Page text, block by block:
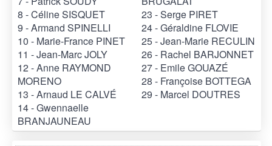
8 - Céline SISQUET
9 - Armand SPINELLI
10 - Marie-France PINET
11 - Jean-Marc JOLY
12 - Anne RAYMOND
MORENO
13 - Arnaud LE CALVÉ
14 - Gwennaelle
BRANJAUNEAU
23 - Serge PIRET
24 - Géraldine FLOVIE
25 - Jean-Marie RECULIN
26 - Rachel BARJONNET
27 - Emile GOUAZÉ
28 - Françoise BOTTEGA
29 - Marcel DOUTRES